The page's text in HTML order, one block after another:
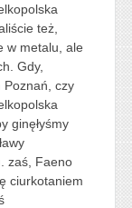
też,
w metalu, ale
Gdy,
Poznań, czy
ginęłyśmy
zaś, Faeno
ciurkotaniem